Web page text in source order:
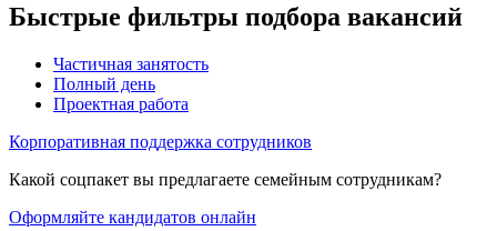
Быстрые фильтры подбора вакансий
Частичная занятость
Полный день
Проектная работа
Корпоративная поддержка сотрудников
Какой соцпакет вы предлагаете семейным сотрудникам?
Оформляйте кандидатов онлайн